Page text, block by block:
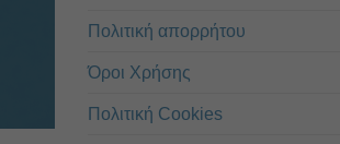
Πολιτική απορρήτου
Όροι Χρήσης
Πολιτική Cookies